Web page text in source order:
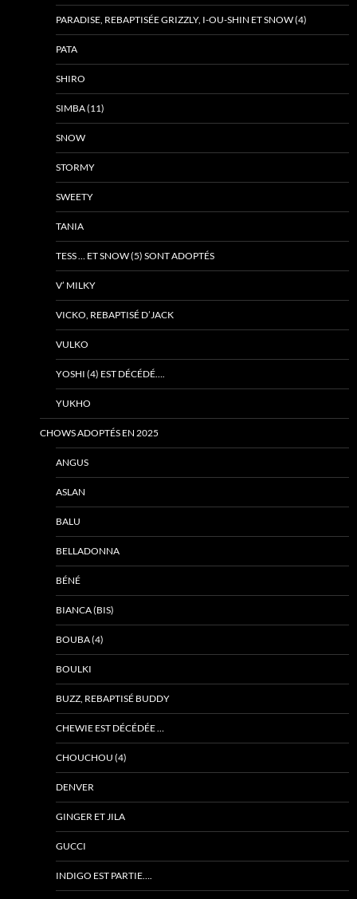
PARADISE, REBAPTISÉE GRIZZLY, I-OU-SHIN ET SNOW (4)
PATA
SHIRO
SIMBA (11)
SNOW
STORMY
SWEETY
TANIA
TESS … ET SNOW (5) SONT ADOPTÉS
V’ MILKY
VICKO, REBAPTISÉ D’JACK
VULKO
YOSHI (4) EST DÉCÉDÉ….
YUKHO
CHOWS ADOPTÉS EN 2025
ANGUS
ASLAN
BALU
BELLADONNA
BÉNÉ
BIANCA (BIS)
BOUBA (4)
BOULKI
BUZZ, REBAPTISÉ BUDDY
CHEWIE EST DÉCÉDÉE …
CHOUCHOU (4)
DENVER
GINGER ET JILA
GUCCI
INDIGO EST PARTIE….